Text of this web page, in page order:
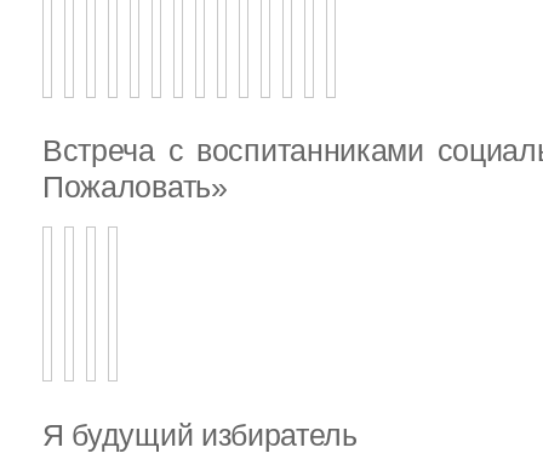
Встреча с воспитанниками
Пожаловать»
Я будущий избиратель